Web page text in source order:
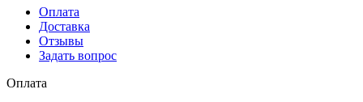
Оплата
Доставка
Отзывы
Задать вопрос
Оплата